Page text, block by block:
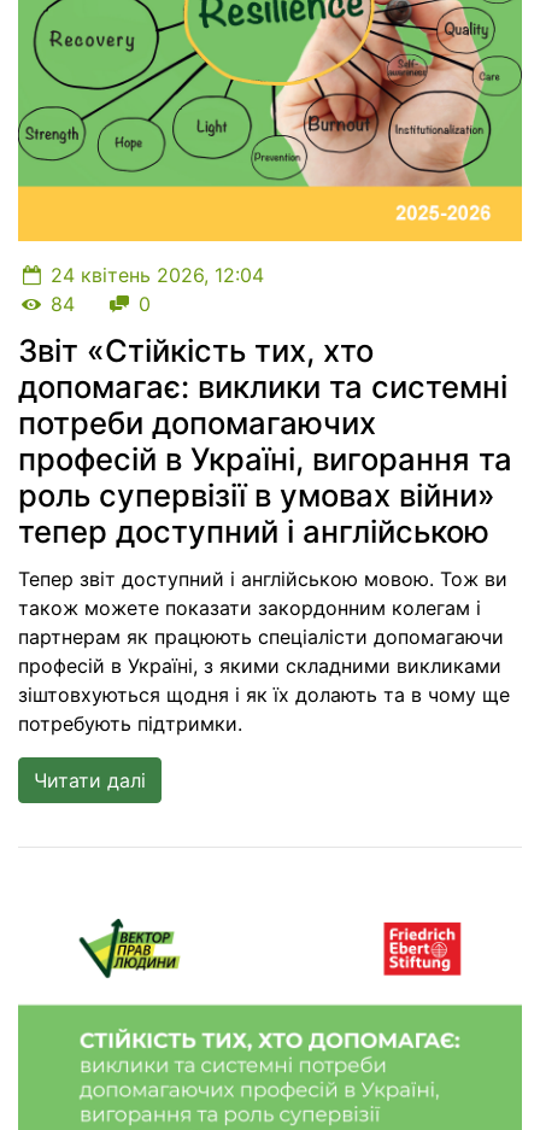
24 квітень 2026, 12:04
Кількість переглядів
84 Кількість коментарів
0
Звіт «Стійкість тих, хто
допомагає: виклики та системні
потреби допомагаючих
професій в Україні, вигорання та
роль супервізії в умовах війни»
тепер доступний і англійською
Тепер звіт доступний і англійською мовою. Тож ви
також можете показати закордонним колегам і
партнерам як працюють спеціалісти допомагаючи
професій в Україні, з якими складними викликами
зіштовхуються щодня і як їх долають та в чому ще
потребують підтримки.
Читати далі